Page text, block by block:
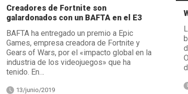
Creadores de Fortnite son
galardonados con un BAFTA en el E3
BAFTA ha entregado un premio a Epic
Games, empresa creadora de Fortnite y
Gears of Wars, por el «impacto global en la
industria de los videojuegos» que ha
tenido. En…
13/junio/2019